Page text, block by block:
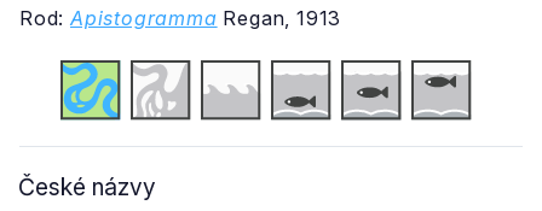
Rod: Apistogramma Regan, 1913
České názvy